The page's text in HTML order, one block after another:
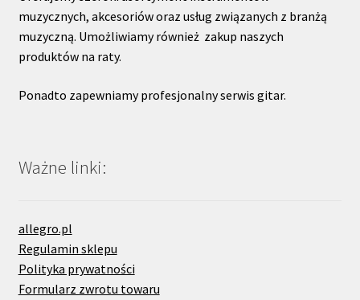
muzycznych, akcesoriów oraz usług związanych z branżą
muzyczną. Umożliwiamy również zakup naszych
produktów na raty.
Ponadto zapewniamy profesjonalny serwis gitar.
Ważne linki:
allegro.pl
Regulamin sklepu
Polityka prywatności
Formularz zwrotu towaru